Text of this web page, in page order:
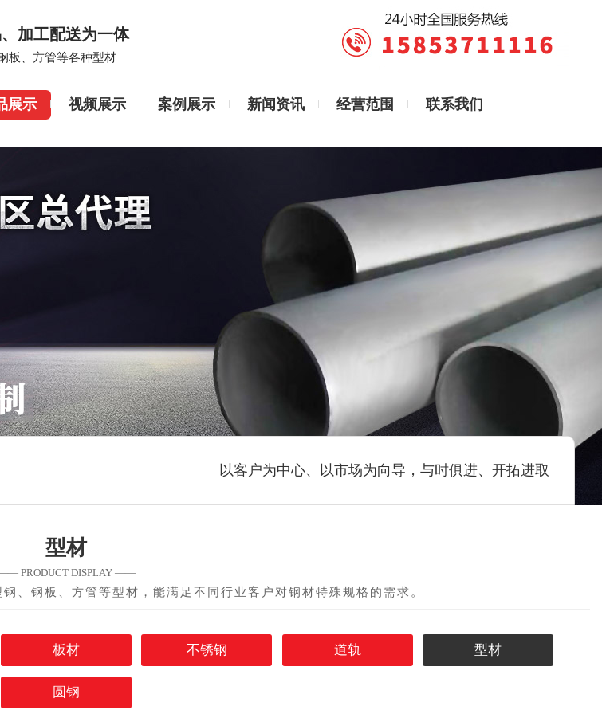
加工配送为一体
板、方管等各种型材
展示 视频展示 案例展示 新闻资讯 经营范围 联系我们
以客户为中心、以市场为向导，与时俱进、开拓进取
型材
PRODUCT DISPLAY ——
、钢板、方管等型材，能满足不同行业客户对钢材特殊规格的需求。
板材 不锈钢 道轨 型材
圆钢